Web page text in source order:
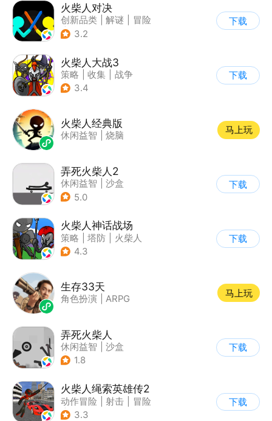
火柴人对决
创新品类 解谜
冒险
| 挑战破纪录
3.2
下载
火柴人大战3
策略 收集
战争
| 火柴人
3.4
下载
火柴人经典版
休闲益智 烧脑
马上玩
弄死火柴人2
休闲益智
沙盒
5.0
下载
火柴人神话战场
策略 塔防
火柴人
| 休闲益智
4.3
下载
生存33天
角色扮演 ARPG
马上玩
弄死火柴人
休闲益智
沙盒
| 火柴人
1.8
下载
火柴人绳索英雄传2
动作冒险 射击
冒险
| 开放世界
3.3
下载